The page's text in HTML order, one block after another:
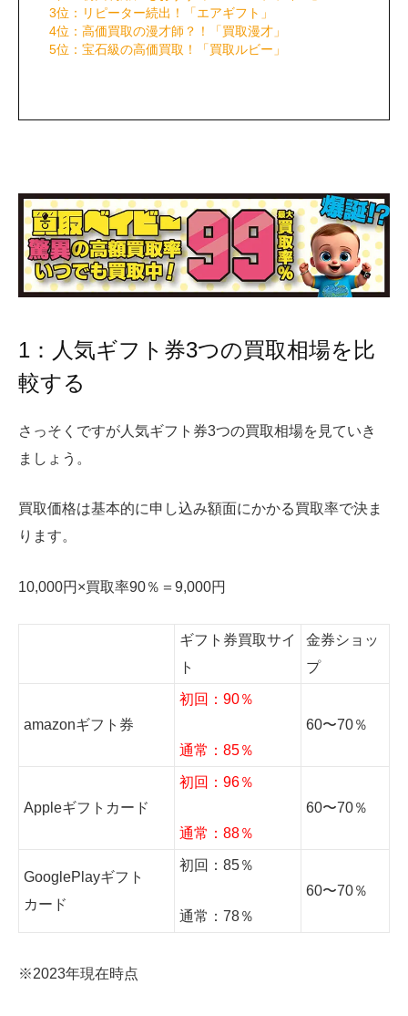
3位：リピーター続出！「エアギフト」
4位：高価買取の漫才師？！「買取漫才」
5位：宝石級の高価買取！「買取ルビー」
1：人気ギフト券3つの買取相場を比
較する
さっそくですが人気ギフト券3つの買取相場を見ていき
ましょう。
買取価格は基本的に申し込み額面にかかる買取率で決ま
ります。
10,000円×買取率90％＝9,000円
ギフト券買取サイ
ト
金券ショッ
プ
amazonギフト券
初回：90％
通常：85％
60〜70％
Appleギフトカード
初回：96％
通常：88％
60〜70％
GooglePlayギフト
カード
初回：85％
通常：78％
60〜70％
※2023年現在時点